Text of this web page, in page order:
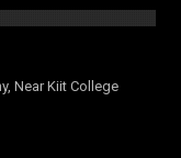
Near Kiit College